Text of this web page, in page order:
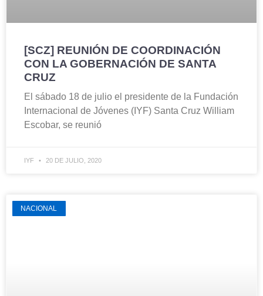
[SCZ] REUNIÓN DE COORDINACIÓN
CON LA GOBERNACIÓN DE SANTA
CRUZ
El sábado 18 de julio el presidente de la Fundación
Internacional de Jóvenes (IYF) Santa Cruz William
Escobar, se reunió
IYF 20 DE JULIO, 2020
NACIONAL